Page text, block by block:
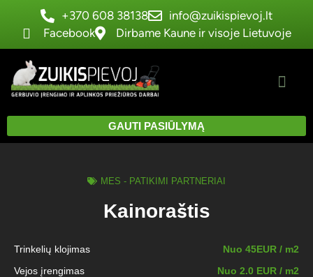
+370 608 38138
info@zuikispievoj.lt
Facebook
Dirbame Kaune ir visoje Lietuvoje
GAUTI PASIŪLYMĄ
MES - PATIKIMI PARTNERIAI
Kainoraštis
Trinkelių klojimas
Nuo 45EUR / m2
Vejos įrengimas
Nuo 2.0 EUR / m2